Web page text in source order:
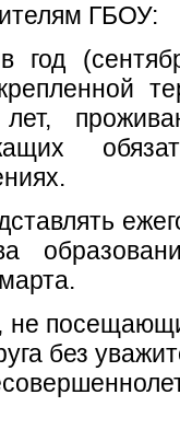
ГБОУ:
год
не
без